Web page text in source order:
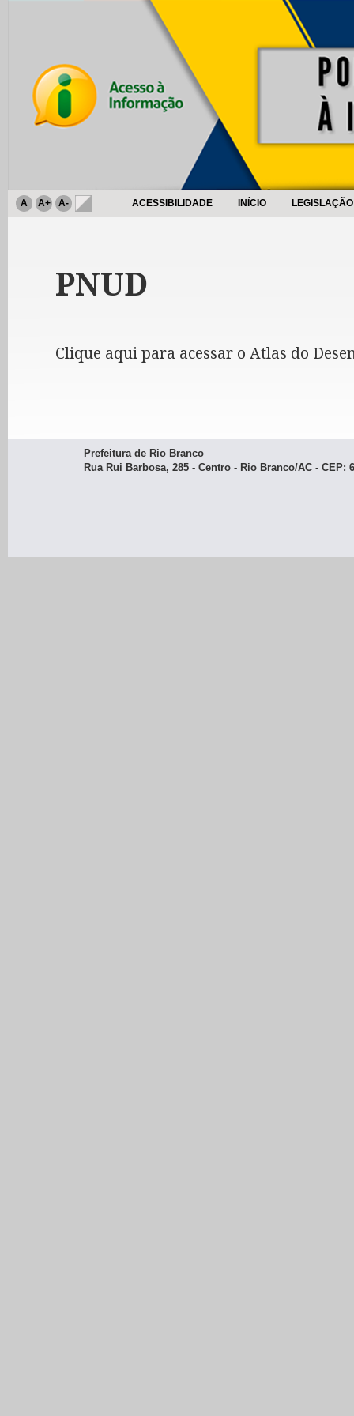
A A+ A- ACESSIBILIDADE INÍCIO LEGISLAÇÃO
PNUD
Clique aqui para acessar o Atlas do
Prefeitura de Rio Branco
Rua Rui Barbosa, 285 - Centro - Rio Branco/AC - CEP: